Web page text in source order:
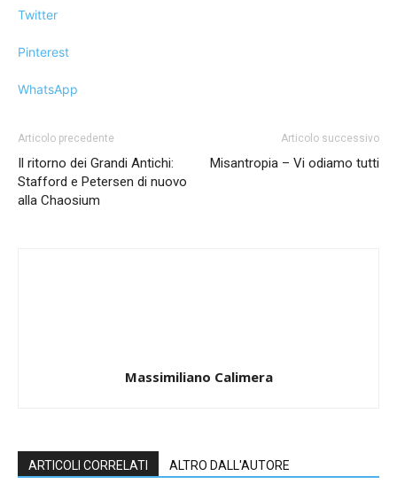
Twitter
Pinterest
WhatsApp
Articolo precedente
Il ritorno dei Grandi Antichi:
Stafford e Petersen di nuovo
alla Chaosium
Articolo successivo
Misantropia – Vi odiamo tutti
Massimiliano Calimera
ARTICOLI CORRELATI ALTRO DALL'AUTORE